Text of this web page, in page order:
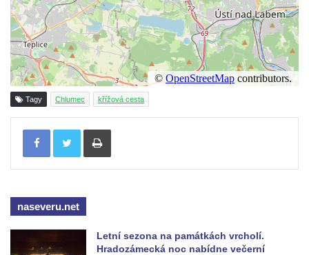
Tagy Chlumec křížová cesta
Tisknout
naseveru.net
Letní sezona na památkách vrcholí.
Hradozámecká noc nabídne večerní